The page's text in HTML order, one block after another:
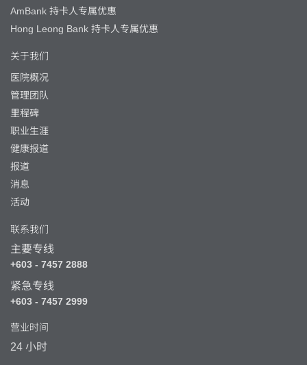
AmBank 持卡人专属优惠
Hong Leong Bank 持卡人专属优惠
关于我们
医院概况
管理团队
里程碑
职业生涯
健康报道
报道
消息
活动
联系我们
主要专线
+603 - 7457 2888
紧急专线
+603 - 7457 2999
营业时间
24 小时